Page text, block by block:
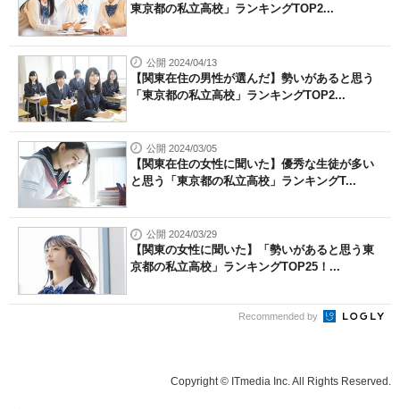
東京都の私立高校」ランキングTOP2...
公開 2024/04/13
【関東在住の男性が選んだ】勢いがあると思う
「東京都の私立高校」ランキングTOP2...
公開 2024/03/05
【関東在住の女性に聞いた】優秀な生徒が多い
と思う「東京都の私立高校」ランキングT...
公開 2024/03/29
【関東の女性に聞いた】「勢いがあると思う東
京都の私立高校」ランキングTOP25！...
Recommended by
Copyright © ITmedia Inc. All Rights Reserved.